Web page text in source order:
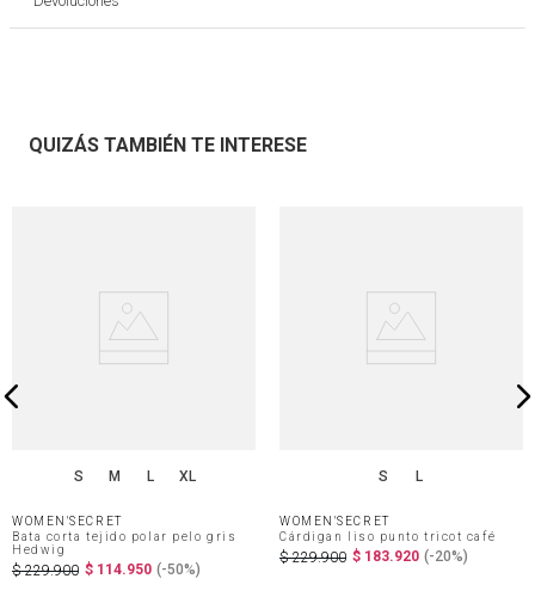
QUIZÁS TAMBIÉN TE INTERESE
S M L XL
WOMEN'SECRET
Bata corta tejido polar pelo gris
Hedwig
$ 229.900 $ 114.950 (-50%)
S L
WOMEN'SECRET
Cárdigan liso punto tricot café
$ 229.900 $ 183.920 (-20%)